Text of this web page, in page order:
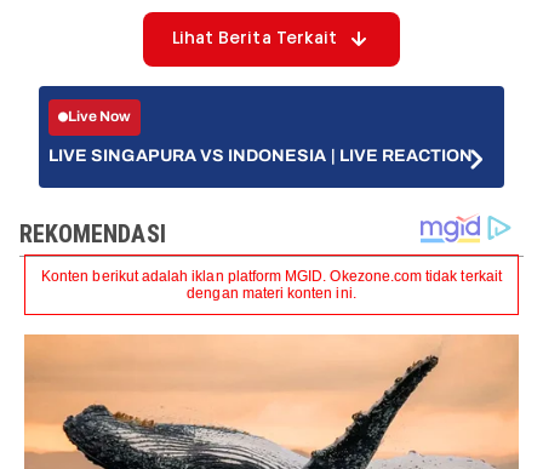
Lihat Berita Terkait
Live Now
LIVE SINGAPURA VS INDONESIA | LIVE REACTION